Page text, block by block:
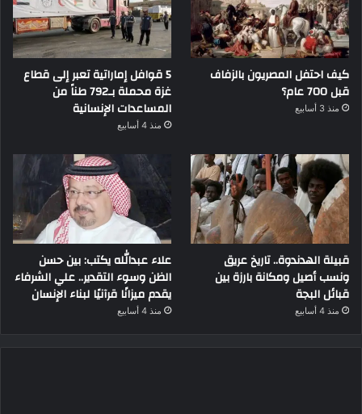
كيف احتفل المصريون بالزفاف
قبل 700 عام؟
منذ 3 أسابيع
5 قوافل إماراتية تعبر إلى قطاع
غزة محملة بـ792 طناً من
المساعدات الإنسانية
منذ 4 أسابيع
قبيلة الهدندوة.. تاريخ عريق
ونسب أصيل ومكانة بارزة بين
قبائل البجة
منذ 4 أسابيع
علاء عبدالله يكتب: بين حسن
الظن وسوء التقدير.. علي الشرفاء
يقدم ميزانًا قرآنيًا لبناء الإنسان
منذ 4 أسابيع